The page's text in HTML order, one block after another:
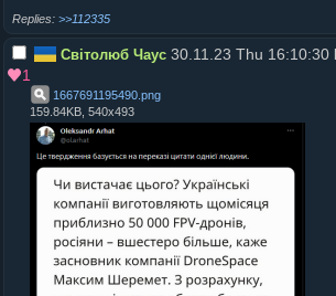
>>112335
Світолюб Чаус 30.11.23 Thu 16:10:30
1
1667691195490 png
159.84KB, 540x493